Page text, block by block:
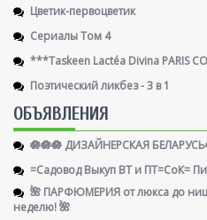
Цветик-первоцветик
Сериалы Том 4
***Taskeen Lactéa Divina PARIS
Поэтический ликбез - 3 в 1
ОБЪЯВЛЕНИЯ
🪷🪷🪷 ДИЗАЙНЕРСКАЯ
=Садовод Выкуп ВТ и ПТ=СоК=
🌺 ПАРФЮМЕРИЯ от люкса до
неделю! 🌺